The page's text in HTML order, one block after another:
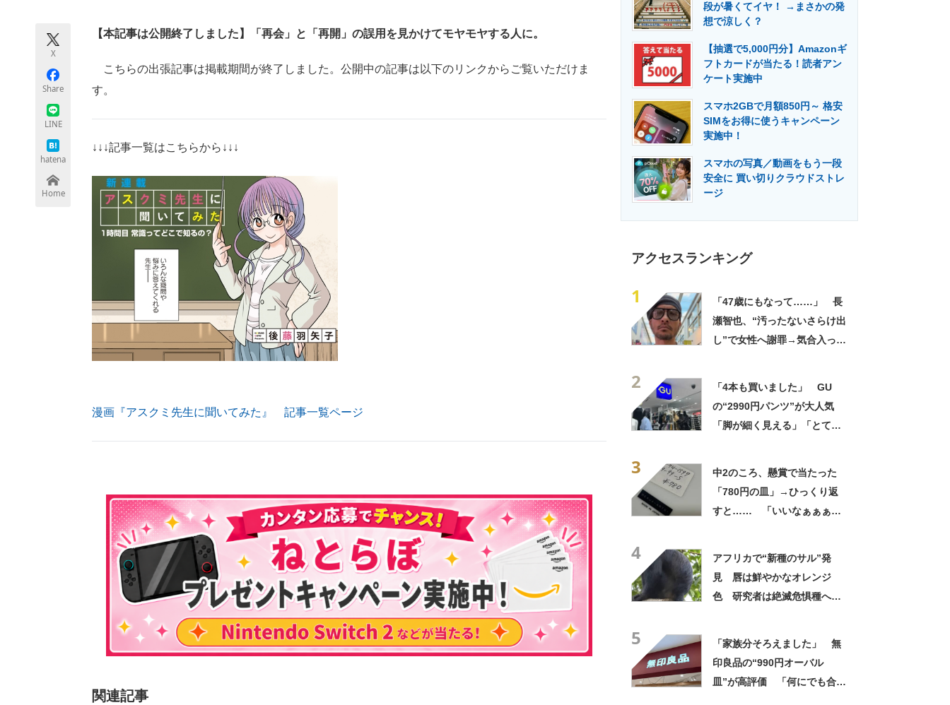
エネルギーの専門メディア 建設×テクノロジーの最前線
X
Share
LINE
hatena
Home
【本記事は公開終了しました】「再会」と「再開」の誤用を見かけてモヤモヤする人に。
こちらの出張記事は掲載期間が終了しました。公開中の記事は以下のリンクからご覧いただけま
す。
↓↓↓記事一覧はこちらから↓↓↓
漫画『アスクミ先生に聞いてみた』 記事一覧ページ
関連記事
段が暑くてイヤ！ →まさかの発
想で涼しく？
【抽選で5,000円分】Amazonギ
フトカードが当たる！読者アン
ケート実施中
スマホ2GBで月額850円～ 格安
SIMをお得に使うキャンペーン
実施中！
スマホの写真／動画をもう一段
安全に 買い切りクラウドストレ
ージ
アクセスランキング
1
「47歳にもなって……」 長
瀬智也、“汚ったないさらけ出
し”で女性へ謝罪→気合入った
2
「4本も買いました」 GU
の“2990円パンツ”が大人気
「脚が細く見える」「とても
3
中2のころ、懸賞で当たった
「780円の皿」→ひっくり返
すと…… 「いいなぁぁぁぁ
4
アフリカで“新種のサル”発
見 唇は鮮やかなオレンジ
色 研究者は絶滅危惧種への
5
「家族分そろえました」 無
印良品の“990円オーバル
皿”が高評価 「何にでも合